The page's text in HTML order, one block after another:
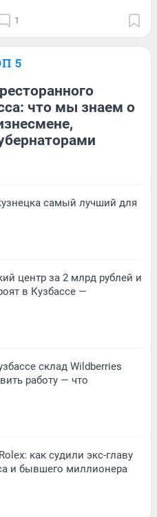
1
5
что мы знаем о
самый лучший для
центр за 2 млрд рублей и
в Кузбассе —
склад Wildberries
работу — что
как судили экс-главу
и бывшего миллионера